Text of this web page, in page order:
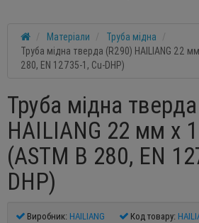
Матеріали
Труба мідна
Труба мідна тверда (R290) HAILIANG 22
280, EN 12735-1, Cu-DHP)
Труба мідна
HAILIANG 22 мм x
(ASTM B 280, EN
DHP)
Виробник: HAILIANG Код товару: